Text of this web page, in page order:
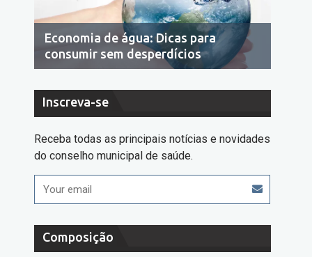
10 dicas de como acabar com a
dengue
Inscreva-se
Receba todas as principais notícias e novidades
do conselho municipal de saúde.
Composição